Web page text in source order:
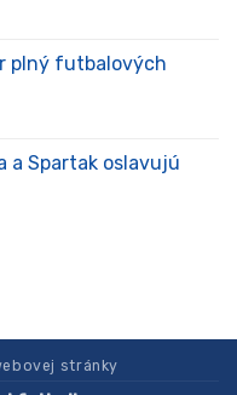
plný futbalových
a Spartak oslavujú
stránky